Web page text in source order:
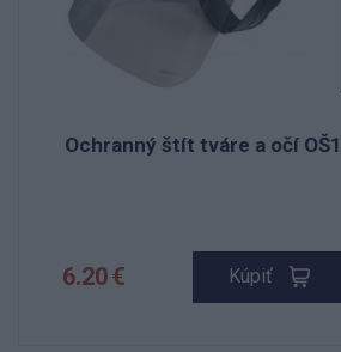
Ochranný štít tváre a očí OŠ1
6.20 € Kúpiť